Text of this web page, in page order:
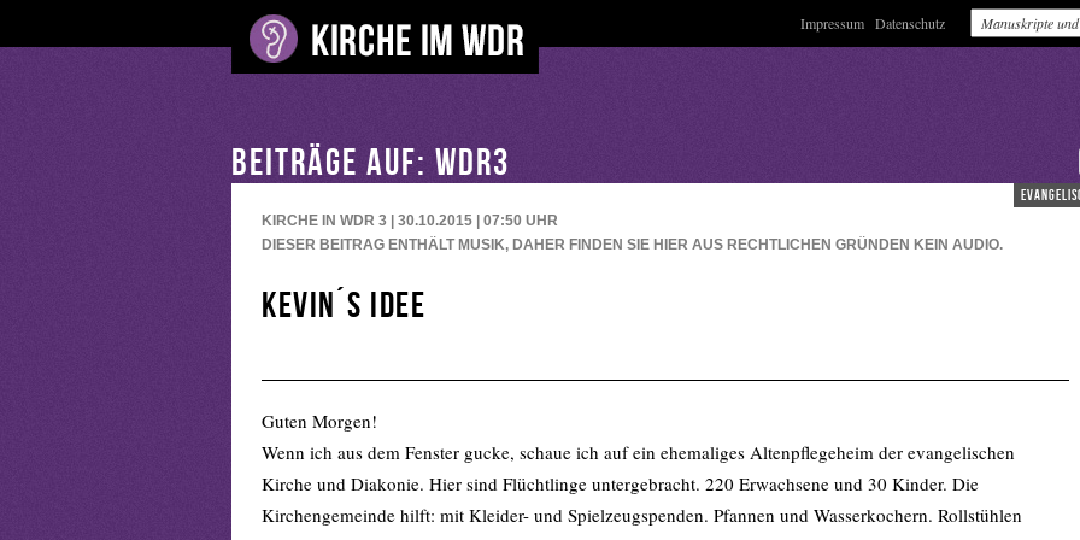
Impressum Datenschutz
BEITRÄGE AUF: WDR3
KIRCHE IN WDR 3 | 30.10.2015 | 07:50 UHR
DIESER BEITRAG ENTHÄLT MUSIK, DAHER FINDEN SIE HIER AUS RECHTLICHEN GRÜNDEN KEIN AUDIO.
Kevin´s Idee
Guten Morgen!
Wenn ich aus dem Fenster gucke, schaue ich auf ein ehemaliges Altenpflegeheim der evangelischen
Kirche und Diakonie. Hier sind Flüchtlinge untergebracht. 220 Erwachsene und 30 Kinder. Die
Kirchengemeinde hilft: mit Kleider- und Spielzeugspenden. Pfannen und Wasserkochern. Rollstühlen